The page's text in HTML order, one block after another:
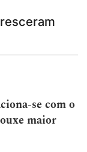
se com o
maior